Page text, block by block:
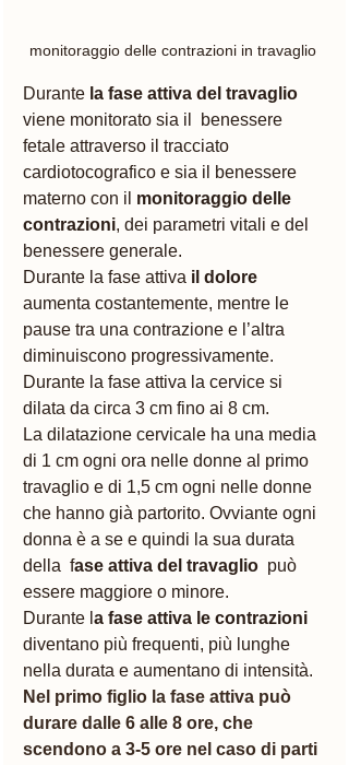
monitoraggio delle contrazioni in travaglio
Durante la fase attiva del travaglio
viene monitorato sia il  benessere
fetale attraverso il tracciato
cardiotocografico e sia il benessere
materno con il monitoraggio delle
contrazioni, dei parametri vitali e del
benessere generale.
Durante la fase attiva il dolore
aumenta costantemente, mentre le
pause tra una contrazione e l’altra
diminuiscono progressivamente.
Durante la fase attiva la cervice si
dilata da circa 3 cm fino ai 8 cm.
La dilatazione cervicale ha una media
di 1 cm ogni ora nelle donne al primo
travaglio e di 1,5 cm ogni nelle donne
che hanno già partorito. Ovviante ogni
donna è a se e quindi la sua durata
della  fase attiva del travaglio
  può
essere maggiore o minore.
Durante l a fase attiva le contrazioni
diventano più frequenti, più lunghe
nella durata e aumentano di intensità.
Nel primo figlio la fase attiva può
durare dalle 6 alle 8 ore, che
scendono a 3-5 ore nel caso di parti